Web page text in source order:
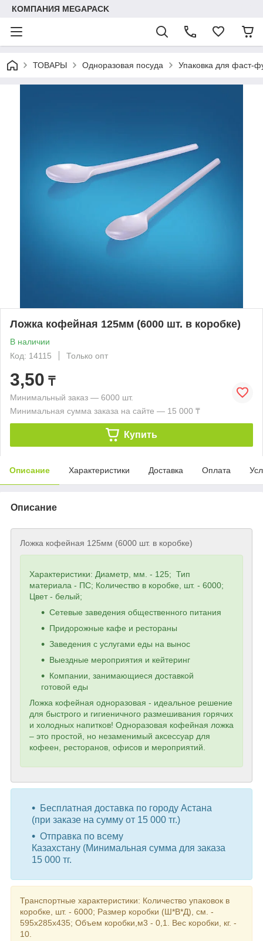
КОМПАНИЯ MEGAPACK
ТОВАРЫ Одноразовая посуда Упаковка для фаст-
Ложка кофейная 125мм (6000 шт. в коробке)
В наличии
Код: 14115
Только опт
3,50 ₸
Минимальный заказ — 6000 шт.
Минимальная сумма заказа на сайте — 15 000 ₸
Купить
Описание Характеристики Доставка Оплата
Описание
Ложка кофейная 125мм (6000 шт. в коробке)
Характеристики: Диаметр, мм. - 125; Тип
материала - ПС; Количество в коробке, шт. - 6000;
Цвет - белый;
Сетевые заведения общественного питания
Придорожные кафе и рестораны
Заведения с услугами еды на вынос
Выездные мероприятия и кейтеринг
Компании, занимающиеся доставкой
готовой еды
Ложка кофейная одноразовая - идеальное решение
для быстрого и гигиеничного размешивания горячих
и холодных напитков! Одноразовая кофейная ложка
– это простой, но незаменимый аксессуар для
кофеен, ресторанов, офисов и мероприятий.
Бесплатная доставка по городу Астана
(при заказе на сумму от 15 000 тг.)
Отправка по всему
Казахстану (Минимальная сумма для заказа
15 000 тг.
Транспортные характеристики: Количество упаковок в
коробке, шт. - 6000; Размер коробки (Ш*В*Д), см. -
595x285x435; Объем коробки,м3 - 0,1. Вес коробки, кг. -
10.